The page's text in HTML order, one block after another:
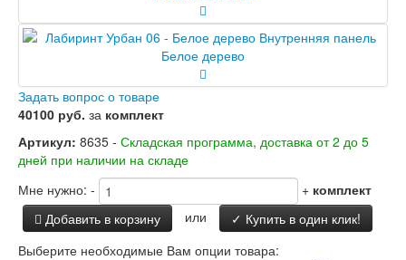
Лабиринт Гранд
Лабиринт Дверь двойная тамбурная под
заказ
Лабиринт Имперо
Лабиринт Инфинити
Лабиринт Иссида
Лабиринт Карбон
Лабиринт Кармина
Лабиринт Классик Антик медный
Лабиринт Классик Шагрень
Лабиринт Кредор
Лабиринт Лаб Про
Лабиринт Лайн Вайт
Лабиринт Леолаб
Задать вопрос о товаре
40100 руб. за комплект
Артикул: 8635 - Складская программа, доставка от 2 до 5
дней при наличии на складе
Мне нужно: - + комплект
Добавить в корзину
или
✓ Купить в один клик!
Выберите необходимые Вам опции товара: